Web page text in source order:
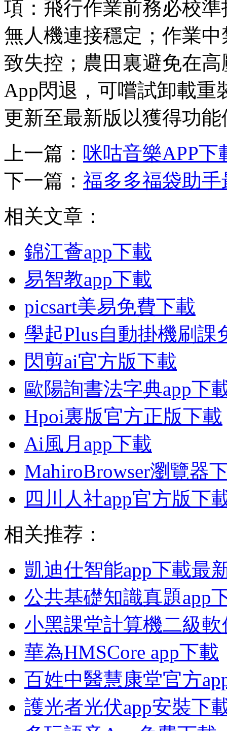
項：飛行作業前務必校
無人機連接穩定；作業
致失控；農田裏避免在
App閃退，可嚐試卸載重
更新至最新版以獲得功
上一篇： 咪咕音樂APP下
下一篇： 福多多福袋助
相关文章：
錦江薈app下載
易智教app下載
picsart美易免費下載
學起Plus自動掛機刷課
閃剪ai官方版下載
歐陽詢書法字典app下
Hpoi裏版官方正版下載
Ai風月app下載
MahiroBrowser瀏覽器
四川人社app官方版下
相关推荐：
凱迪仕智能app下載最
公共基礎知識真題app
小黑課堂計算機二級
華為HMSCore app下載
百姓中醫慧康堂官方
護光者光伏app安裝下